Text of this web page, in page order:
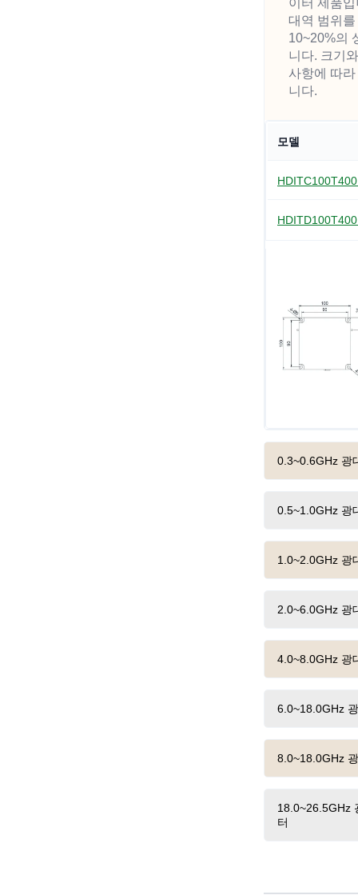
대역 범위
10~20%의
니다. 크기
사항에 따
니다.
모델
0.3~0.6GHz 광
0.5~1.0GHz 광
1.0~2.0GHz 광
2.0~6.0GHz 광
4.0~8.0GHz 광
6.0~18.0GHz
8.0~18.0GHz
18.0~26.5GHz
터